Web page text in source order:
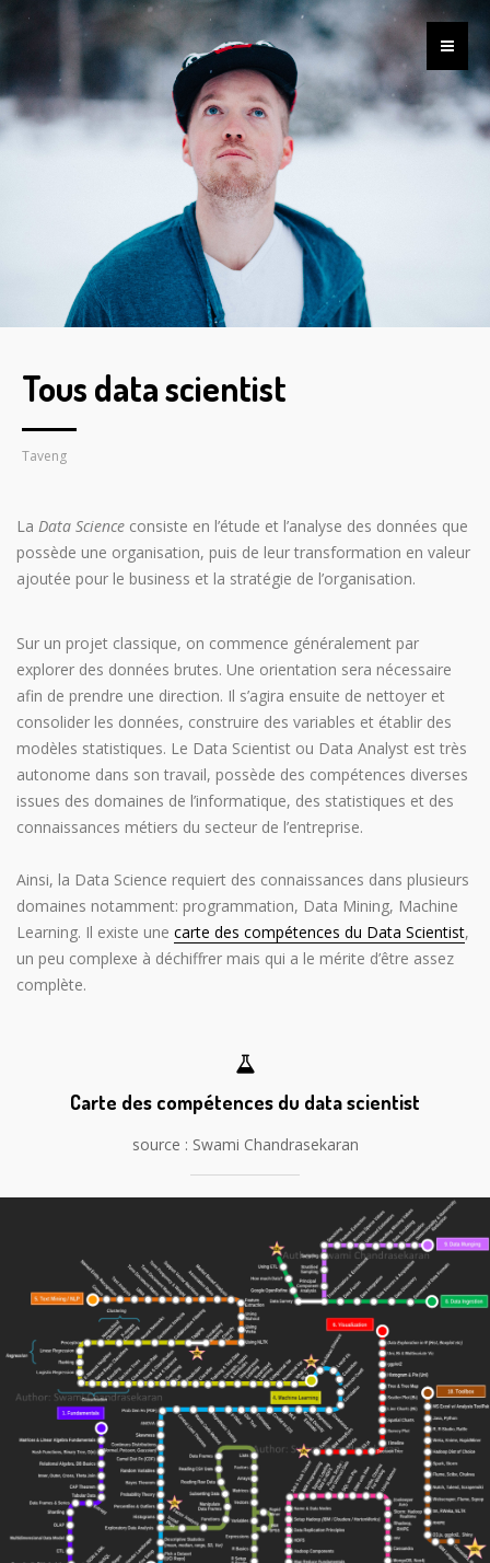
Tous data scientist
Taveng
La Data Science consiste en l’étude et l’analyse des données que
possède une organisation, puis de leur transformation en valeur
ajoutée pour le business et la stratégie de l’organisation.
Sur un projet classique, on commence généralement par
explorer des données brutes. Une orientation sera nécessaire
afin de prendre une direction. Il s’agira ensuite de nettoyer et
consolider les données, construire des variables et établir des
modèles statistiques. Le Data Scientist ou Data Analyst est très
autonome dans son travail, possède des compétences diverses
issues des domaines de l’informatique, des statistiques et des
connaissances métiers du secteur de l’entreprise.
Ainsi, la Data Science requiert des connaissances dans plusieurs
domaines notamment: programmation, Data Mining, Machine
Learning. Il existe une carte des compétences du Data Scientist,
un peu complexe à déchiffrer mais qui a le mérite d’être assez
complète.
Carte des compétences du data scientist
source : Swami Chandrasekaran